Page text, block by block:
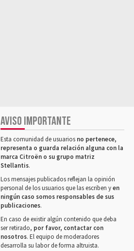
AVISO IMPORTANTE
Esta comunidad de usuarios no pertenece,
representa o guarda relación alguna con la
marca Citroën o su grupo matriz
Stellantis.
Los mensajes publicados reflejan la opinión
personal de los usuarios que las escriben yen
ningún caso somos responsables de sus
publicaciones.
En caso de existir algún contenido que deba
ser retirado, por favor, contactar con
nosotros. El equipo de moderadores
desarrolla su labor de forma altruista.